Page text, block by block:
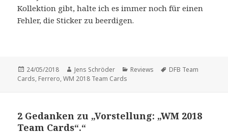
Kollektion gibt, halte ich es immer noch für einen
Fehler, die Sticker zu beerdigen.
Veröffentlicht
am
24/05/2018 Autor
Jens Schröder Kategorien
Reviews Schlagwörter
DFB Team
Cards, Ferrero,WM 2018 Team Cards
2 Gedanken zu „Vorstellung: „WM 2018
Team Cards“.“